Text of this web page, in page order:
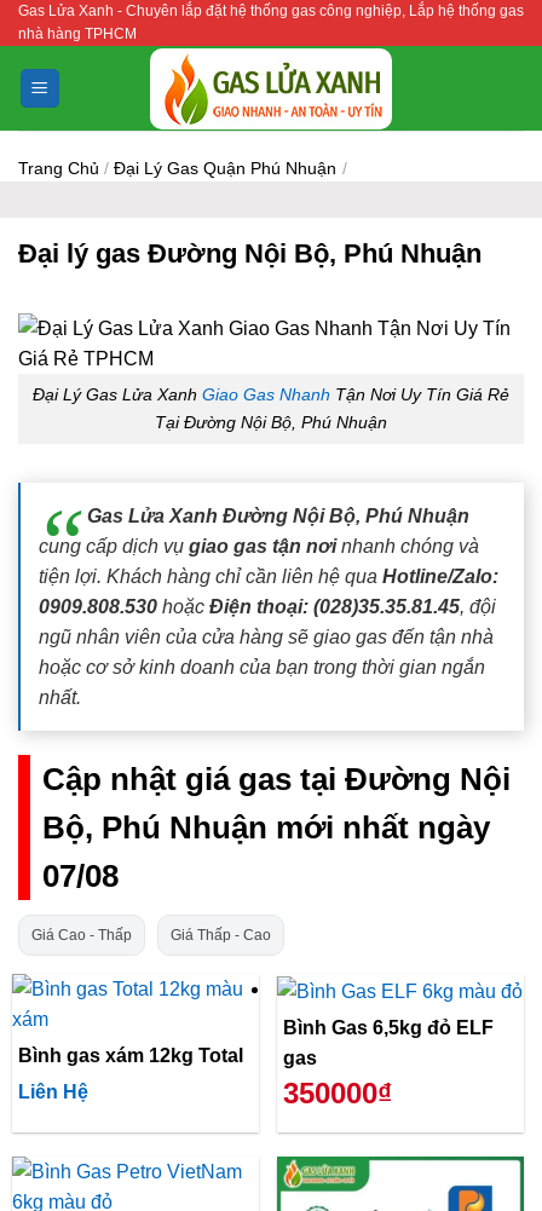
Bỏ
qua
nội
dung
Gas Lửa Xanh - Chuyên lắp đặt hệ thống gas công nghiệp, Lắp hệ thống gas
nhà hàng TPHCM
Trang Chủ / Đại Lý Gas Quận Phú Nhuận /
Đại lý gas Đường Nội Bộ, Phú Nhuận
Đại Lý Gas Lửa Xanh Giao Gas Nhanh Tận Nơi Uy Tín Giá Rẻ
Tại Đường Nội Bộ, Phú Nhuận
Gas Lửa Xanh Đường Nội Bộ, Phú Nhuận
cung cấp dịch vụ giao gas tận nơinhanh chóng và
tiện lợi. Khách hàng chỉ cần liên hệ qua Hotline/Zalo:
0909.808.530 hoặc Điện thoại: (028)35.35.81.45, đội
ngũ nhân viên của cửa hàng sẽ giao gas đến tận nhà
hoặc cơ sở kinh doanh của bạn trong thời gian ngắn
nhất.
Cập nhật giá gas tại Đường Nội
Bộ, Phú Nhuận mới nhất ngày
07/08
Giá Cao - Thấp Giá Thấp - Cao
Bình gas xám 12kg Total
Liên Hệ
Bình Gas 6,5kg đỏ ELF
gas
350000₫